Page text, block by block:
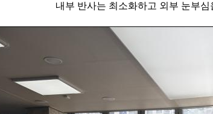
내부 반사는 최소화하고 외부 눈부심